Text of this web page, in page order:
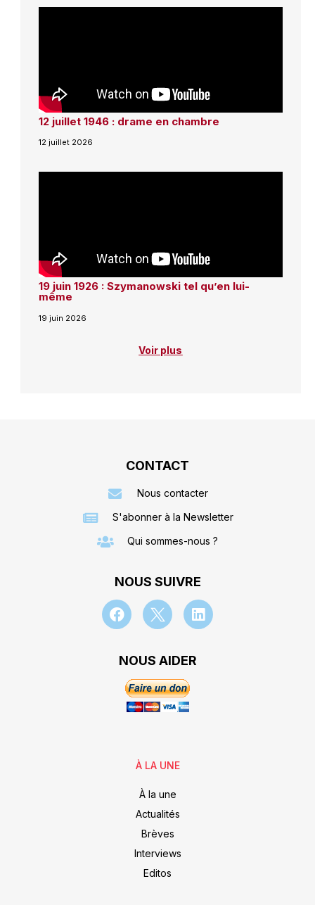
12 juillet 1946 : drame en chambre
12 juillet 2026
19 juin 1926 : Szymanowski tel qu’en lui-
même
19 juin 2026
Voir plus
CONTACT
Nous contacter
S'abonner à la Newsletter
Qui sommes-nous ?
NOUS SUIVRE
NOUS AIDER
À LA UNE
À la une
Actualités
Brèves
Interviews
Editos